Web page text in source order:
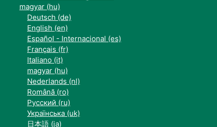
magyar ‎(hu)‎
Deutsch ‎(de)‎
English ‎(en)‎
Español - Internacional ‎(es)‎
Français ‎(fr)‎
Italiano ‎(it)‎
magyar ‎(hu)‎
Nederlands ‎(nl)‎
Română ‎(ro)‎
Русский ‎(ru)‎
Українська ‎(uk)‎
日本語 ‎(ja)‎